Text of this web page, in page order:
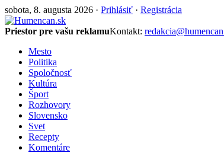
sobota, 8. augusta 2026 · Prihlásiť · Registrácia
Priestor pre vašu reklamuKontakt:
Mesto
Politika
Spoločnosť
Kultúra
Šport
Rozhovory
Slovensko
Svet
Recepty
Komentáre